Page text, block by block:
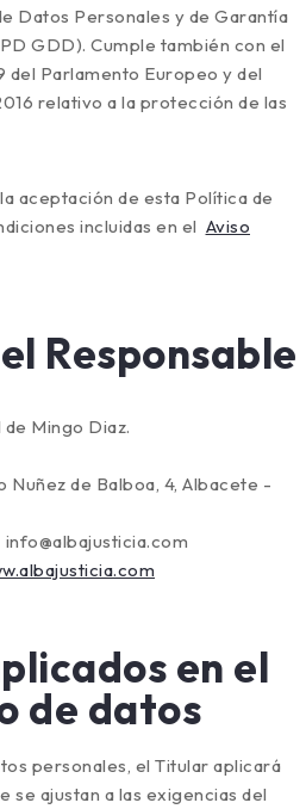
Datos Personales y de Garantía
GDD). Cumple también con el
del Parlamento Europeo y del
relativo a la protección de las
aceptación de esta Política de
incluidas en el Aviso
Responsable
de Mingo Diaz.
Nuñez de Balboa, 4, Albacete -
info@albajusticia.com
en el
de datos
personales, el Titular aplicará
se ajustan a las exigencias del